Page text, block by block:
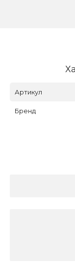
Артикул
Бренд